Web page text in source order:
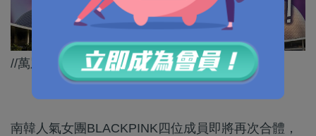
//萬眾期待，大家準備好搶票未？//
南韓人氣女團BLACKPINK四位成員即將再次合體，